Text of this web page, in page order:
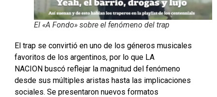
El «A Fondo» sobre el fenómeno del trap
El trap se convirtió en uno de los géneros musicales
favoritos de los argentinos, por lo que LA
NACION buscó reflejar la magnitud del fenómeno
desde sus múltiples aristas hasta las implicaciones
sociales. Se presentaron nuevos formatos